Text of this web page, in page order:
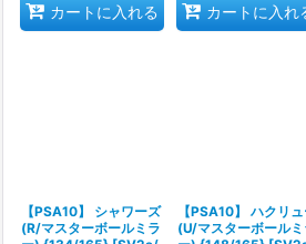
カートに入れる カートに入れ
【PSA10】 シャワーズ
(R/マスターボールミラ
【PSA10】 ハクリ
(U/マスターボールミ